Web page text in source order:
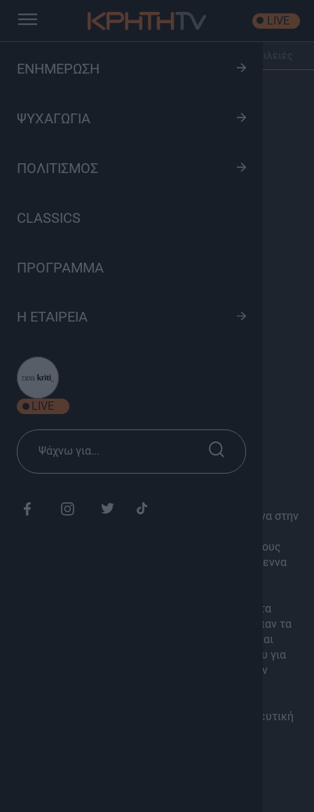
ΕΝΗΜΕΡΩΣΗ
ΨΥΧΑΓΩΓΙΑ
ΠΟΛΙΤΙΣΜΟΣ
CLASSICS
ΠΡΟΓΡΑΜΜΑ
Η ΕΤΑΙΡΕΙΑ
LIVE
LIVE
Επεισόδιο: Χριστούγεννα στις Βασιλειές
8 Πολιτισμός, Ψυχαγωγία
Σεζόν 2025
Κυριακή 15:00
Διάρκεια: 1h 50'
Ένα ολόκληρο χωριό ζει μαζί σας τα Χριστούγεννα στην
Η Αναστασία Μπιτζιλέου παρέα με τους ανθρώπους
ενός ολόκληρου χωριού γιορτάζουν τα Χριστούγεννα
παραδοσιακή τσιλαδιά, κάπνισαν με φασκόμηλο τα
λουκάνικα όπως παλιά, έφτιαξαν βασιλόπιτα, είπαν τα
παραδοσιακά κάλαντα, ευχήθηκαν με καντάδες και
έφεραν κι την Φιλαρμονική του Δήμου Ηρακλείου για
να σας βάλει ακόμη περισσότερο στο πνεύμα των
Μεσσάριτακης με τους μουσικούς του και η χορευτική